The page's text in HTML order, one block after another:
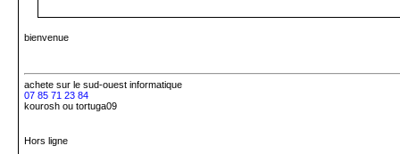
bienvenue
achete sur le sud-ouest informatique
07 85 71 23 84
kourosh ou tortuga09
Hors ligne